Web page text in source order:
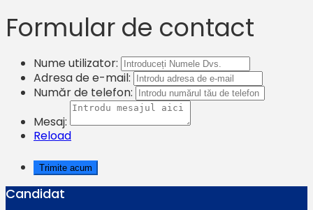
Formular de contact
Nume utilizator:
Adresa de e-mail:
Număr de telefon:
Mesaj:
Reload
Candidat